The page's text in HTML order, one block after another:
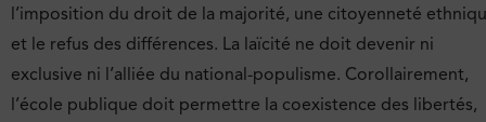
l’imposition du droit de la majorité, une citoyenneté
et le refus des différences. La laïcité ne doit devenir ni
exclusive ni l’alliée du national-populisme. Corollairement,
l’école publique doit permettre la coexistence des libertés,